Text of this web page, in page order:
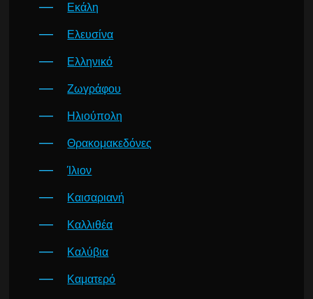
Εκάλη
Ελευσίνα
Ελληνικό
Ζωγράφου
Ηλιούπολη
Θρακομακεδόνες
Ίλιον
Καισαριανή
Καλλιθέα
Καλύβια
Καματερό